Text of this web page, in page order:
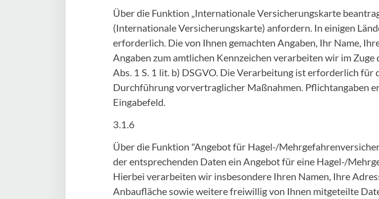
Über die Funktion „Internationale Versicherungskarte
(Internationale Versicherungskarte) anfordern. In einigen
erforderlich. Die von Ihnen gemachten Angaben, Ihr Name,
Angaben zum amtlichen Kennzeichen verarbeiten wir im
Abs. 1 S. 1 lit. b) DSGVO. Die Verarbeitung ist erforderlich
Durchführung vorvertraglicher Maßnahmen. Pflichtangaben
Eingabefeld.
3.1.6
Über die Funktion "Angebot für Hagel-/
der entsprechenden Daten ein Angebot für eine Hagel-/
Hierbei verarbeiten wir insbesondere Ihren Namen, Ihre
Anbaufläche sowie weitere freiwillig von Ihnen mitgeteilte